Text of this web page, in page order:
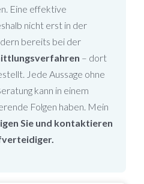
Eine effektive
nicht erst in der
bereits bei der
– dort
Jede Aussage ohne
kann in einem
Folgen haben. Mein
Sie und kontaktieren